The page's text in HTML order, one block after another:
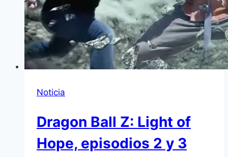
Noticia
Dragon Ball Z: Light of
Hope, episodios 2 y 3